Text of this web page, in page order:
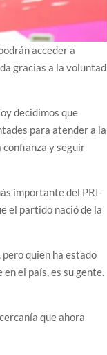
acceder a
gracias a la voluntad
decidimos que
para atender a la
confianza y seguir
importante del PRI-
el partido nació de la
quien ha estado
el país, es su gente.
que ahora